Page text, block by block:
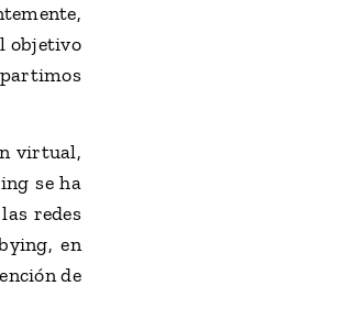
objetivo
virtual,
se ha
redes
en
de